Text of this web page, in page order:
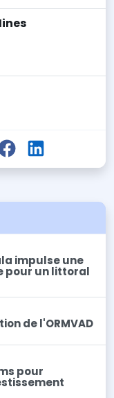
impulse une
pour un littoral
de l'ORMVAD
pour